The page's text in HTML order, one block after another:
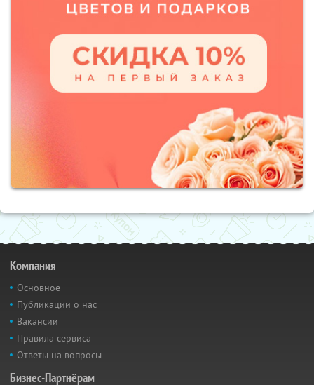
Компания
Основное
Публикации о нас
Вакансии
Правила сервиса
Ответы на вопросы
Бизнес-Партнёрам